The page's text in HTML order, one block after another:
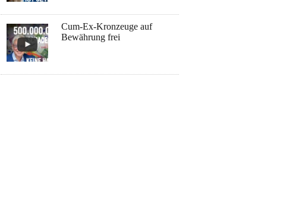
Cum-Ex-Kronzeuge auf
Bewährung frei